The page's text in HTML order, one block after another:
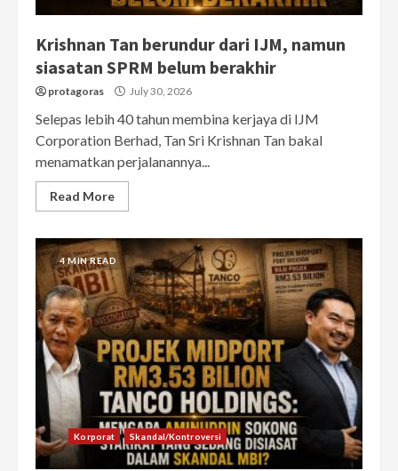
Krishnan Tan berundur dari IJM, namun
siasatan SPRM belum berakhir
protagoras July 30, 2026
Selepas lebih 40 tahun membina kerjaya di IJM
Corporation Berhad, Tan Sri Krishnan Tan bakal
menamatkan perjalanannya...
Read More
4 MIN READ
Korporat Skandal/Kontroversi